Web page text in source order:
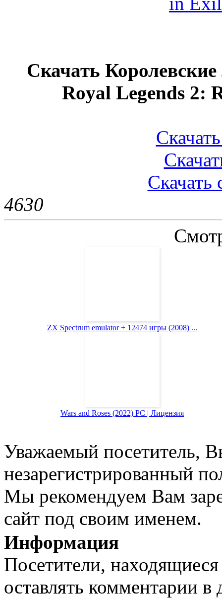
Скачать
Royal Legends 2:
Скачать
4630
ZX Spectrum emulator + 12474 игры (2008) ...
Wars and Roses (2022) PC | Лицензия
Уважаемый посетитель,
незарегистрированный
Мы рекомендуем Вам
сайт под своим именем.
Информация
Посетители,
оставлять комментарии в